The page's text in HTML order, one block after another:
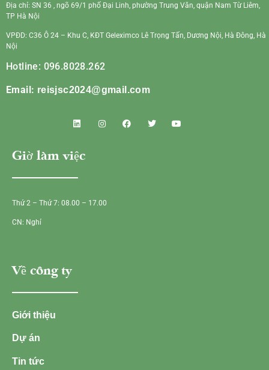
Địa chỉ: SN 36 , ngõ 69/1 phố Đại Linh, phường Trung Văn, quận Nam Từ Liêm,
TP Hà Nội
VPĐD: C36 Ô 24 – Khu C, KĐT Geleximco Lê Trọng Tấn, Dương Nội, Hà Đông, Hà
Nội
Hotline: 096.8028.262
Email: reisjsc2024@gmail.com
Giờ làm việc
Thứ 2 – Thứ 7: 08.00 – 17.00
CN: Nghỉ
Về công ty
Giới thiệu
Dự án
Tin tức